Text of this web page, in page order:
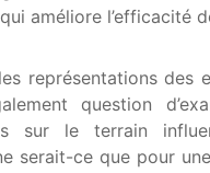
améliore l’efficacité
représentations des
question
sur le terrain
serait-ce que pour